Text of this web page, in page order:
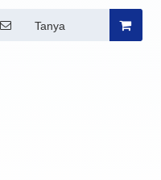
Modular Dipasang
Permukaan Tunggal
Tanya